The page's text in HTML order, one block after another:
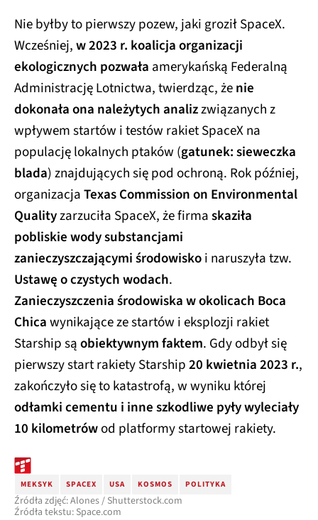
Nie byłby to pierwszy pozew, jaki groził SpaceX.
Wcześniej,w 2023 r. koalicja organizacji
ekologicznych pozwała amerykańską Federalną
Administrację Lotnictwa, twierdząc, żenie
dokonała ona należytych analizzwiązanych z
wpływem startów i testów rakiet SpaceX na
populację lokalnych ptaków (gatunek: sieweczka
blada) znajdujących się pod ochroną. Rok później,
organizacjaTexas Commission on Environmental
Qualityzarzuciła SpaceX, że firmaskaziła
pobliskie wody substancjami
zanieczyszczającymi środowiskoi naruszyła tzw.
Ustawę o czystych wodach.
Zanieczyszczenia środowiska w okolicach Boca
Chicawynikające ze startów i eksplozji rakiet
Starship sąobiektywnym faktem. Gdy odbył się
pierwszy start rakiety Starship20 kwietnia 2023 r.,
zakończyło się to katastrofą, w wyniku której
odłamki cementu i inne szkodliwe pyły wyleciały
10 kilometrówod platformy startowej rakiety.
MEKSYK SPACEX USA KOSMOS POLITYKA
Źródła zdjęć: Alones / Shutterstock.com
Źródła tekstu: Space.com